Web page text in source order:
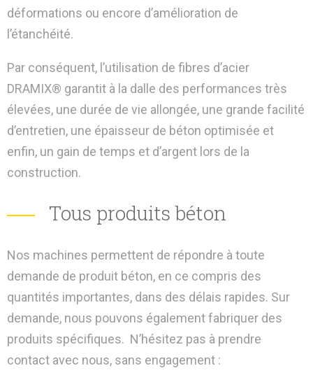
déformations ou encore d’amélioration de
l’étanchéité.
Par conséquent, l’utilisation de fibres d’acier
DRAMIX® garantit à la dalle des performances très
élevées, une durée de vie allongée, une grande facilité
d’entretien, une épaisseur de béton optimisée et
enfin, un gain de temps et d’argent lors de la
construction.
Tous produits béton
Nos machines permettent de répondre à toute
demande de produit béton, en ce compris des
quantités importantes, dans des délais rapides. Sur
demande, nous pouvons également fabriquer des
produits spécifiques. N’hésitez pas à prendre
contact avec nous, sans engagement :